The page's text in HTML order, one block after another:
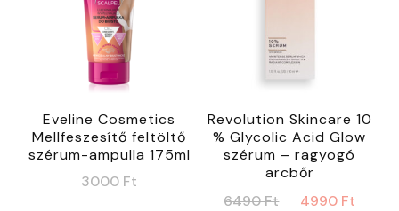
Eveline Cosmetics
Mellfeszesítő feltöltő
szérum-ampulla 175ml
3000 Ft
Revolution Skincare 10
% Glycolic Acid Glow
szérum – ragyogó
arcbőr
6490Ft
Original
4990 Ft